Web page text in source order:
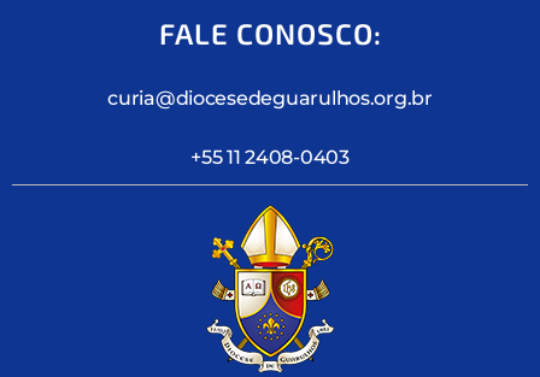
FALE CONOSCO:
curia@diocesedeguarulhos.org.br
+55 11 2408-0403